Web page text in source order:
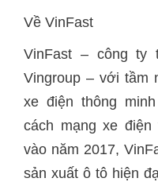
Về VinFast
VinFast – công ty
Vingroup – với tầm
xe điện thông
cách mạng xe
vào năm 2017,
sản xuất ô tô hiện